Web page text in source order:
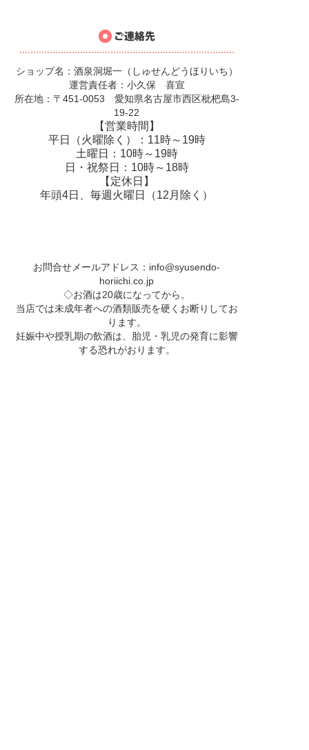
ショップ名：酒泉洞堀一（しゅせんどうほりいち）
運営責任者：小久保 喜宣
所在地：〒451-0053 愛知県名古屋市西区枇杷島3-
19-22
【営業時間】
平日（火曜除く）：11時～19時
土曜日：10時～19時
日・祝祭日：10時～18時
【定休日】
年頭4日、毎週火曜日（12月除く）
お問合せメールアドレス： info@syusendo-
horiichi.co.jp
◇お酒は20歳になってから。
当店では未成年者への酒類販売を硬くお断りしてお
ります。
妊娠中や授乳期の飲酒は、胎児・乳児の発育に影響
する恐れがおります。